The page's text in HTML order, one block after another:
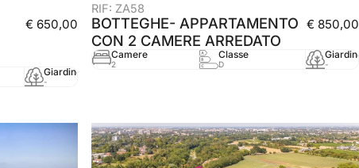
€ 650,00
Giardino
-
RIF: ZA58
BOTTEGHE- APPARTAMENTO
CON 2 CAMERE ARREDATO
€ 850,00
Camere
2
Classe
D -